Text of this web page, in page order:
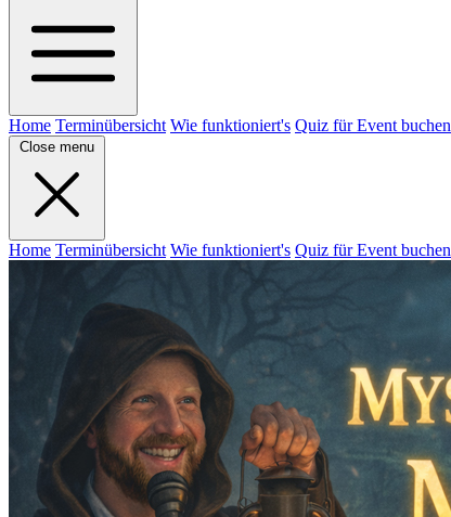
Home Terminübersicht Wie funktioniert's Quiz für Event buchen
Close menu
Home Terminübersicht Wie funktioniert's Quiz für Event buchen